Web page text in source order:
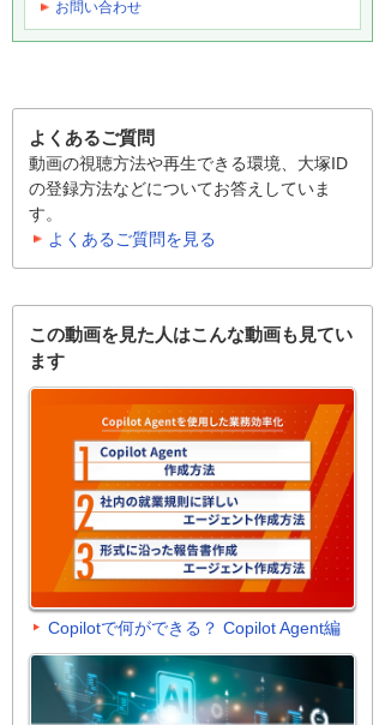
お問い合わせ
よくあるご質問
動画の視聴方法や再生できる環境、大塚ID
の登録方法などについてお答えしていま
す。
よくあるご質問を見る
この動画を見た人はこんな動画も見てい
ます
Copilotで何ができる？ Copilot Agent編